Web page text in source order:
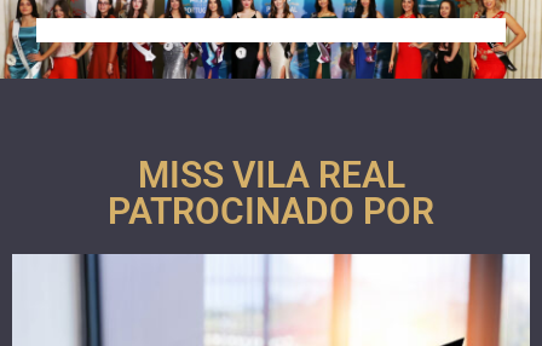
MISS VILA REAL
PATROCINADO POR